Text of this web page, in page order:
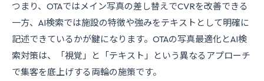
つまり、OTAではメイン写真の差し替えでCVRを改善できる
一方、AI検索では施設の特徴や強みをテキストとして明確に
記述できているかが鍵になります。OTAの写真最適化とAI検
索対策は、「視覚」と「テキスト」という異なるアプローチ
で集客を底上げする両輪の施策です。